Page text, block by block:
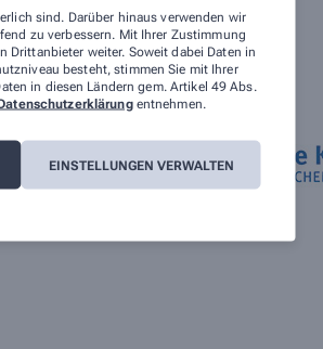
sind. Darüber hinaus verwenden wir
zu verbessern. Mit Ihrer Zustimmung
Drittanbieter weiter. Soweit dabei Daten in
besteht, stimmen Sie mit Ihrer
in diesen Ländern gem. Artikel 49 Abs.
entnehmen.
EINSTELLUNGEN VERWALTEN